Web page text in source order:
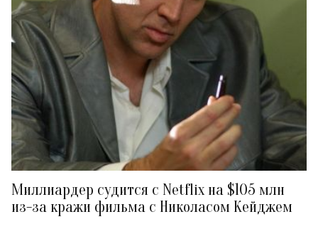
Миллиардер судится с Netflix на $105 млн
из-за кражи фильма с Николасом Кейджем